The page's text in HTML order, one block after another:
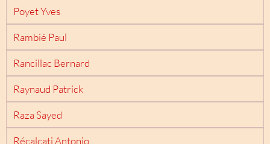
Poyet Yves
Rambié Paul
Rancillac Bernard
Raynaud Patrick
Raza Sayed
Récalcati Antonio